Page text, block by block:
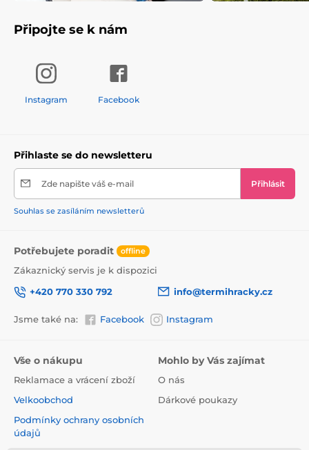
Připojte se k nám
Instagram Facebook
Přihlaste se do newsletteru
Zde napište váš e-mail Přihlásit
Souhlas se zasíláním newsletterů
Potřebujete poradit offline
Zákaznický servis je k dispozici
+420 770 330 792
info@termihracky.cz
Jsme také na: Facebook Instagram
Vše o nákupu
Reklamace a vrácení zboží
Velkoobchod
Podmínky ochrany osobních
údajů
Mohlo by Vás zajímat
O nás
Dárkové poukazy